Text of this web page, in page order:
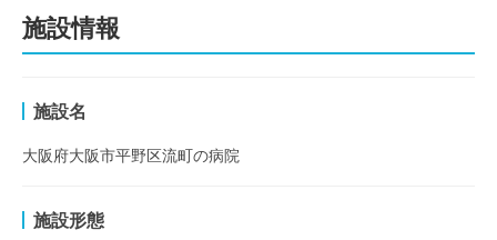
施設情報
施設名
大阪府大阪市平野区流町の病院
施設形態